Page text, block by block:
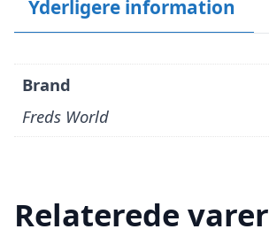
Yderligere information
Brand
Freds World
Relaterede varer